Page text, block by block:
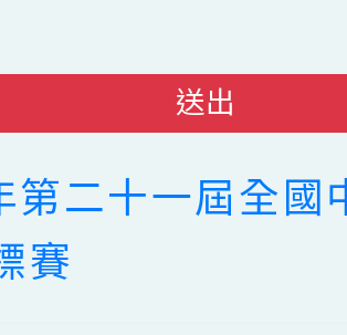
送出
第二十一屆全國
賽